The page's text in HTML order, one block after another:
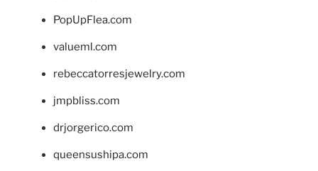
PopUpFlea.com
valueml.com
rebeccatorresjewelry.com
jmpbliss.com
drjorgerico.com
queensushipa.com